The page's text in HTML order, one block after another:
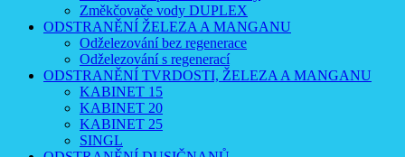
Změkčovače vody DUPLEX
ODSTRANĚNÍ ŽELEZA A MANGANU
Odželezování bez regenerace
Odželezování s regenerací
ODSTRANĚNÍ TVRDOSTI, ŽELEZA A MANGANU
KABINET 15
KABINET 20
KABINET 25
SINGL